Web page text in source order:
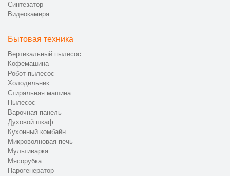
Синтезатор
Видеокамера
Бытовая техника
Вертикальный пылесос
Кофемашина
Робот-пылесос
Холодильник
Стиральная машина
Пылесос
Варочная панель
Духовой шкаф
Кухонный комбайн
Микроволновая печь
Мультиварка
Мясорубка
Парогенератор